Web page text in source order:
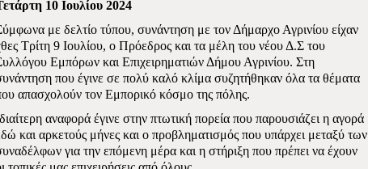
10 Ιουλίου 2024
με δελτίο τύπου, συνάντηση με τον Δήμαρχο Αγρινίου είχαν
Τρίτη 9 Ιουλίου, ο Πρόεδρος και τα μέλη του νέου Δ.Σ του
Εμπόρων και Επιχειρηματιών Δήμου Αγρινίου. Στη
που έγινε σε πολύ καλό κλίμα συζητήθηκαν όλα τα θέματα
απασχολούν τον Εμπορικό κόσμο της πόλης.
αναφορά έγινε στην πτωτική πορεία που παρουσιάζει η αγορά
και αρκετούς μήνες και ο προβληματισμός που υπάρχει μεταξύ των
για την επόμενη μέρα και η στήριξη που πρέπει να έχουν